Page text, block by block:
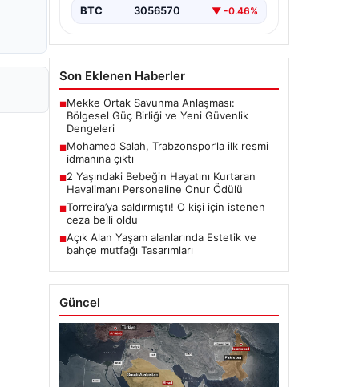
BTC 3056570 ▼ -0.46%
Son Eklenen Haberler
■Mekke Ortak Savunma Anlaşması:
Bölgesel Güç Birliği ve Yeni Güvenlik
Dengeleri
■Mohamed Salah, Trabzonspor’la ilk resmi
idmanına çıktı
■2 Yaşındaki Bebeğin Hayatını Kurtaran
Havalimanı Personeline Onur Ödülü
■Torreira’ya saldırmıştı! O kişi için istenen
ceza belli oldu
■Açık Alan Yaşam alanlarında Estetik ve
bahçe mutfağı Tasarımları
Güncel